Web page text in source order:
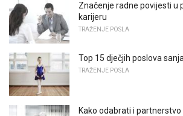
Značenje radne povijesti u
karijeru
TRAŽENJE POSLA
Top 15 dječjih poslova
TRAŽENJE POSLA
Kako odabrati i